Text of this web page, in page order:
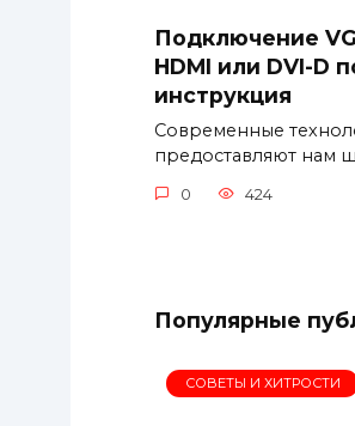
Подключение
HDMI или DVI-D
инструкция
Современные
предоставляют нам
0 424
Популярные
СОВЕТЫ И ХИТРОСТИ